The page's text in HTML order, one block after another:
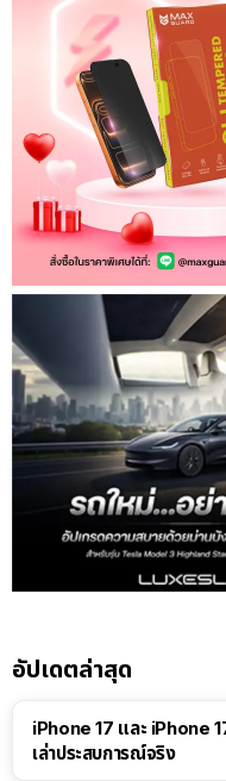
อัปเดตล่าสุด
iPhone 17 และ iPhone
เล่าประสบการณ์จริง